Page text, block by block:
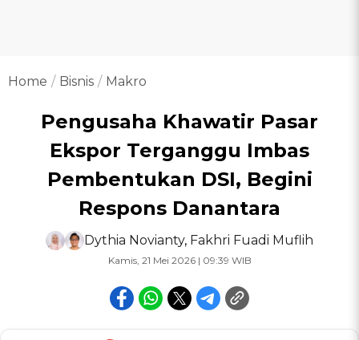
Home Bisnis Makro
Pengusaha Khawatir Pasar
Ekspor Terganggu Imbas
Pembentukan DSI, Begini
Respons Danantara
Dythia Novianty, Fakhri Fuadi Muflih
Kamis, 21 Mei 2026 | 09:39 WIB